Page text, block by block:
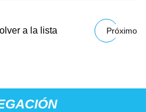
a la lista Próximo